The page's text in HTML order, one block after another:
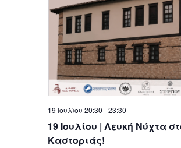
19 Ιουλίου | Λευκή Νύχτα
Καστοριάς!
19 Ιουλίου 20:30 -23:30